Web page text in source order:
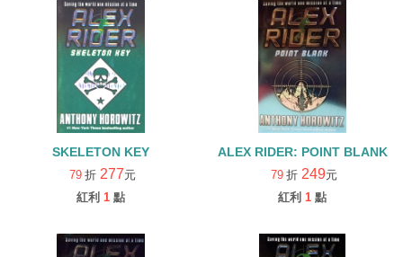
SKELETON KEY
79 折 277元
紅利 1 點
ALEX RIDER: POINT BLANK
79 折 249元
紅利 1 點